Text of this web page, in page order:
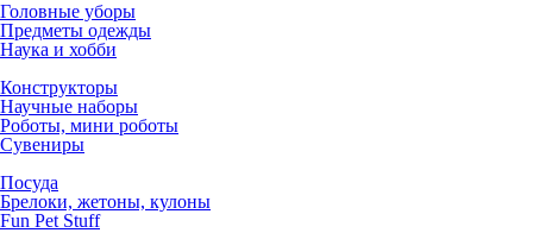
Головные уборы
Предметы одежды
Наука и хобби
Конструкторы
Научные наборы
Роботы, мини роботы
Сувениры
Посуда
Брелоки, жетоны, кулоны
Fun Pet Stuff